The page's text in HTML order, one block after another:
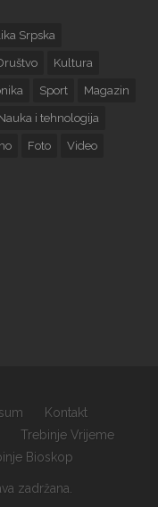
Srpska
Kultura
Sport Magazin
i tehnologija
Foto Video
Kontakt
Trebinje Vrijeme
Bioskop
zadržana.